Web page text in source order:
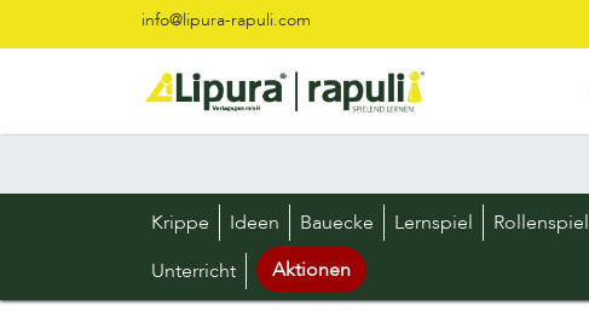
Zum Inhalt springeninfo@lipura-rapuli.com
Krippe Ideen Bauecke Lernspiel Rollenspiel
Unterricht
Aktionen